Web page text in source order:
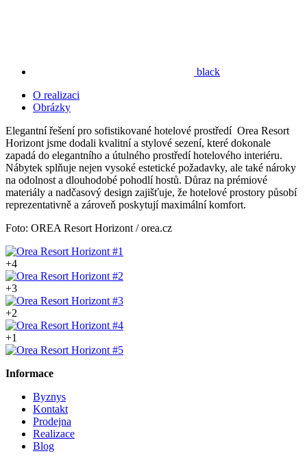
black
O realizaci
Obrázky
Elegantní řešení pro sofistikované hotelové prostředí Orea Resort
Horizont jsme dodali kvalitní a stylové sezení, které dokonale
zapadá do elegantního a útulného prostředí hotelového interiéru.
Nábytek splňuje nejen vysoké estetické požadavky, ale také nároky
na odolnost a dlouhodobé pohodlí hostů. Důraz na prémiové
materiály a nadčasový design zajišťuje, že hotelové prostory působí
reprezentativně a zároveň poskytují maximální komfort.
Foto: OREA Resort Horizont / orea.cz
+4
+3
+2
+1
Informace
Byznys
Kontakt
Prodejna
Realizace
Blog